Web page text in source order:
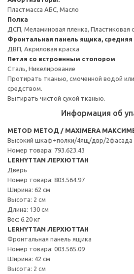
Пластмасса АБС, Масло
Полка
ДСП, Меламиновая пленка, Пластиковая
Фронтальная панель ящика, средняя
ДВП, Акриловая краска
Петля со встроенным стопором
Сталь, Никелирование
Протирать тканью, смоченной водой
средством.
Вытирать чистой сухой тканью.
Информация об
METOD МЕТОД / MAXIMERA
Высокий шкаф+полки/4ящ/двр/2фасада
Номер товара: 793.623.43
LERHYTTAN ЛЕРХЮТТАН
Дверь
Номер товара: 803.564.97
Ширина: 62 см
Высота: 2 см
Длина: 130 см
Вес: 6.20 кг
LERHYTTAN ЛЕРХЮТТАН
Фронтальная панель ящика
Номер товара: 003.565.09
Ширина: 42 см
Высота: 2 см